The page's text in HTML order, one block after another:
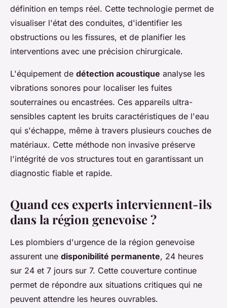
définition en temps réel. Cette technologie permet de
visualiser l'état des conduites, d'identifier les
obstructions ou les fissures, et de planifier les
interventions avec une précision chirurgicale.
L'équipement de détection acoustique analyse les
vibrations sonores pour localiser les fuites
souterraines ou encastrées. Ces appareils ultra-
sensibles captent les bruits caractéristiques de l'eau
qui s'échappe, même à travers plusieurs couches de
matériaux. Cette méthode non invasive préserve
l'intégrité de vos structures tout en garantissant un
diagnostic fiable et rapide.
Quand ces experts interviennent-ils
dans la région genevoise ?
Les plombiers d'urgence de la région genevoise
assurent une disponibilité permanente, 24 heures
sur 24 et 7 jours sur 7. Cette couverture continue
permet de répondre aux situations critiques qui ne
peuvent attendre les heures ouvrables.